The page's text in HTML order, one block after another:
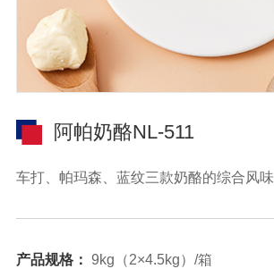
阿帕奶酪NL-511
车打、帕玛森、蓝纹三款奶酪的综合风味
产品规格： 9kg（2×4.5kg）/箱